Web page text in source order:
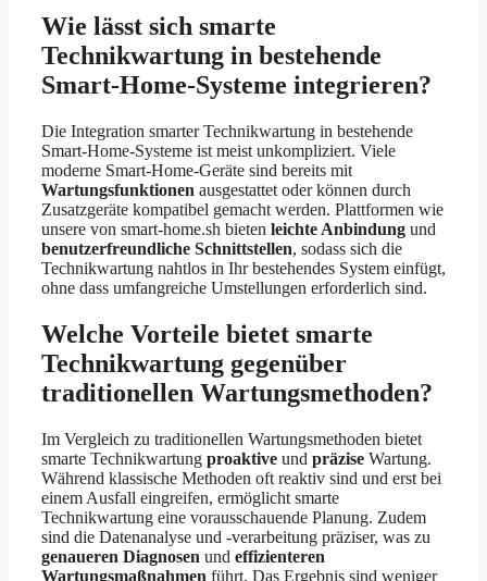
Wie lässt sich smarte
Technikwartung in bestehende
Smart-Home-Systeme integrieren?
Die Integration smarter Technikwartung in bestehende
Smart-Home-Systeme ist meist unkompliziert. Viele
moderne Smart-Home-Geräte sind bereits mit
Wartungsfunktionen ausgestattet oder können durch
Zusatzgeräte kompatibel gemacht werden. Plattformen wie
unsere von smart-home.sh bieten leichte Anbindung und
benutzerfreundliche Schnittstellen, sodass sich die
Technikwartung nahtlos in Ihr bestehendes System einfügt,
ohne dass umfangreiche Umstellungen erforderlich sind.
Welche Vorteile bietet smarte
Technikwartung gegenüber
traditionellen Wartungsmethoden?
Im Vergleich zu traditionellen Wartungsmethoden bietet
smarte Technikwartung proaktive und präzise Wartung.
Während klassische Methoden oft reaktiv sind und erst bei
einem Ausfall eingreifen, ermöglicht smarte
Technikwartung eine vorausschauende Planung. Zudem
sind die Datenanalyse und -verarbeitung präziser, was zu
genaueren Diagnosen und effizienteren
Wartungsmaßnahmen führt. Das Ergebnis sind weniger